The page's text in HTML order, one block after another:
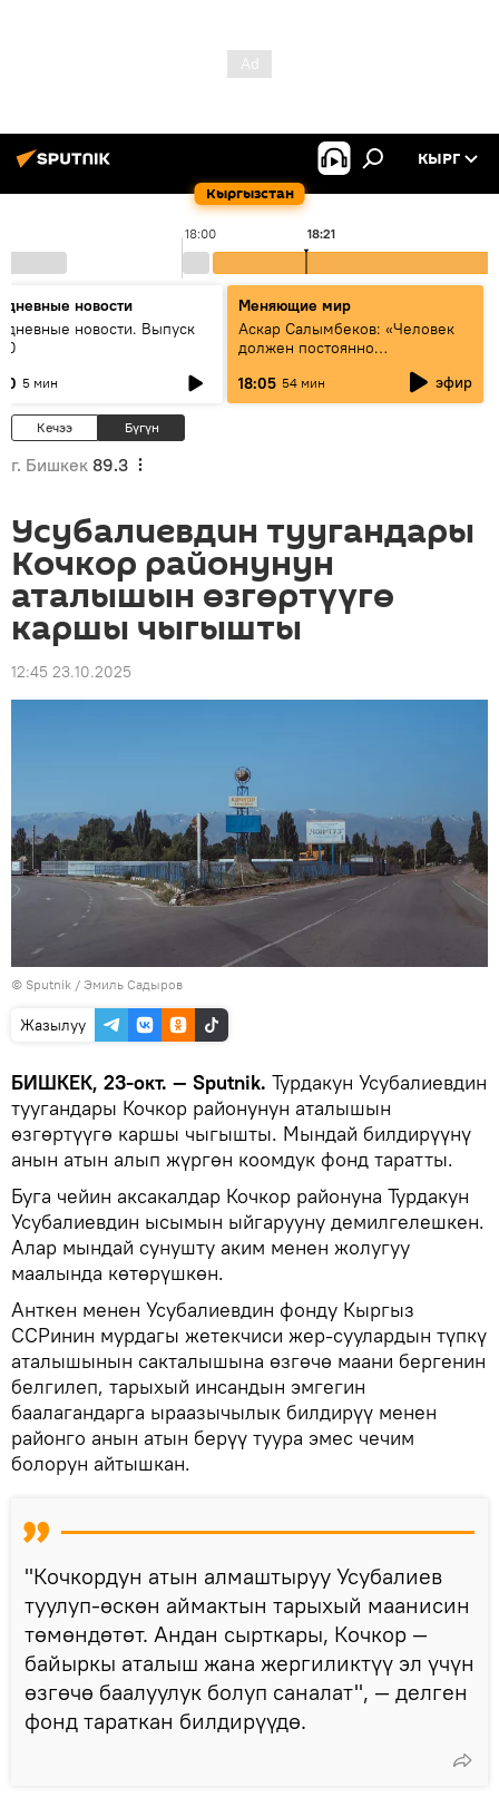
Кыргызстан
КЫРГ
18:00 18:21
новости
новости. Выпуск
5 мин
Меняющие мир
Аскар Салымбеков: «Человек
должен постоянно
18:05 54 мин эфир
Кечээ Бүгүн
г. Бишкек 89.3
Усубалиевдин туугандары
Кочкор районунун
аталышын өзгөртүүгө
каршы чыгышты
12:45 23.10.2025
© Sputnik / Эмиль Садыров
Жазылуу
БИШКЕК, 23-окт. — Sputnik. Турдакун Усубалиевдин
туугандары Кочкор районунун аталышын
өзгөртүүгө каршы чыгышты. Мындай билдирүүнү
анын атын алып жүргөн коомдук фонд таратты.
Буга чейин аксакалдар Кочкор районуна Турдакун
Усубалиевдин ысымын ыйгарууну демилгелешкен.
Алар мындай сунушту аким менен жолугуу
маалында көтөрүшкөн.
Анткен менен Усубалиевдин фонду Кыргыз
ССРинин мурдагы жетекчиси жер-суулардын түпкү
аталышынын сакталышына өзгөчө маани бергенин
белгилеп, тарыхый инсандын эмгегин
баалагандарга ыраазычылык билдирүү менен
районго анын атын берүү туура эмес чечим
болорун айтышкан.
"Кочкордун атын алмаштыруу Усубалиев
туулуп-өскөн аймактын тарыхый маанисин
төмөндөтөт. Андан сырткары, Кочкор —
байыркы аталыш жана жергиликтүү эл үчүн
өзгөчө баалуулук болуп саналат", — делген
фонд тараткан билдирүүдө.